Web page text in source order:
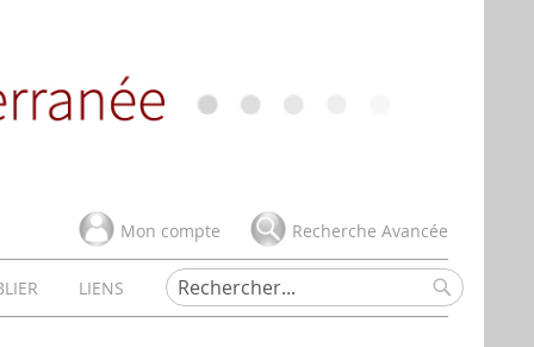
Mon compte Recherche Avancée
LIENS
Rechercher
Rechercher